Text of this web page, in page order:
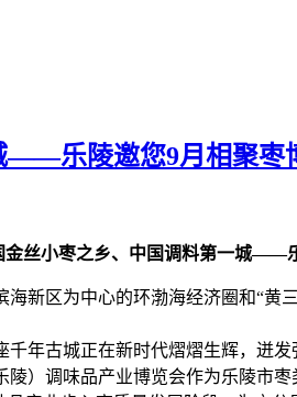
——乐陵邀您9月相聚枣
金丝小枣之乡、中国调料第一城——
新区为中心的环渤海经济圈和“
年古城正在新时代熠熠生辉，迸发
）调味品产业博览会作为乐陵市